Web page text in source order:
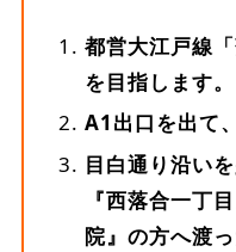
都営大江戸線
を目指します。
A1出口を出て
目白通り沿い
『西落合一丁
院』の方へ渡